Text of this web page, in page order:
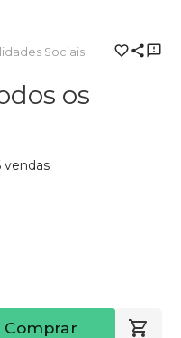
Sociais
os
vendas
Comprar